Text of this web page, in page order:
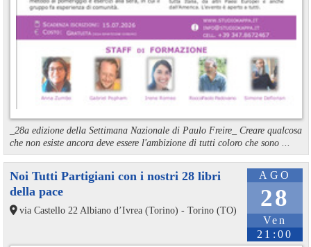
_28a edizione della Settimana Nazionale di Paulo Freire_ Creare qualcosa
che non esiste ancora deve essere l'ambizione di tutti coloro che sono ...
AGO
28
Ven
21:00
Noi Tutti Partigiani con i nostri 28 libri
della pace
via Castello 22 Albiano d’Ivrea (Torino) - Torino (TO)